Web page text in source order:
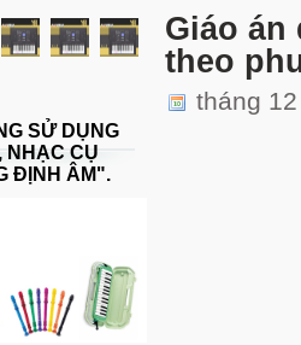
SỬ DỤNG
NHẠC CỤ
ĐỊNH ÂM".
Giáo án
theo
tháng